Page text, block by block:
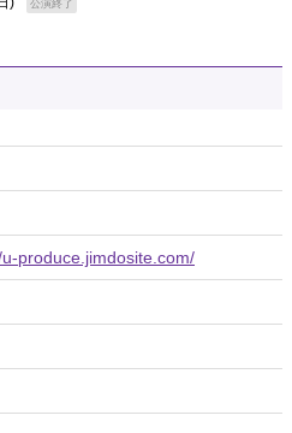
公演終了
produce.jimdosite.com/